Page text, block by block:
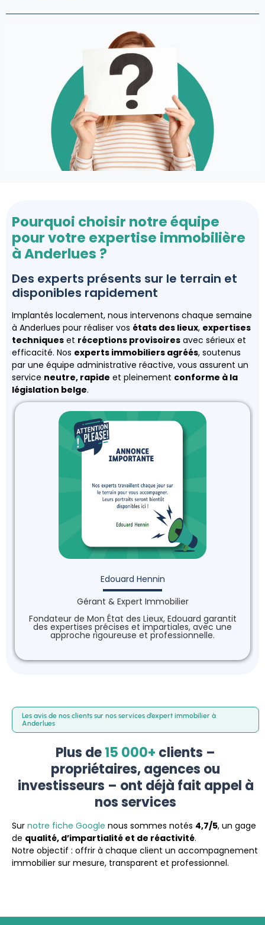
Pourquoi choisir notre équipe
pour votre expertise immobilière
à Anderlues ?
Des experts présents sur le terrain et
disponibles rapidement
Implantés localement, nous intervenons chaque semaine
à Anderlues pour réaliser vos états des lieux, expertises
techniques et réceptions provisoires avec sérieux et
efficacité. Nos experts immobiliers agréés, soutenus
par une équipe administrative réactive, vous assurent un
service neutre, rapide et pleinement conforme à la
législation belge.
Edouard Hennin
Gérant & Expert Immobilier
Fondateur de Mon État des Lieux, Edouard garantit
des expertises précises et impartiales, avec une
approche rigoureuse et professionnelle.
Les avis de nos clients sur nos services d’expert immobilier à
Anderlues
Plus de15 000+ clients –
propriétaires, agences ou
investisseurs – ont déjà fait appel à
nos services
Sur notre fiche Google nous sommes notés 4,7/5, un gage
de qualité, d’impartialité et de réactivité.
Notre objectif : offrir à chaque client un accompagnement
immobilier sur mesure, transparent et professionnel.